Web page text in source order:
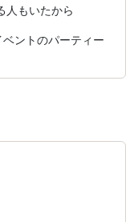
人もいたから
ントのパーティー